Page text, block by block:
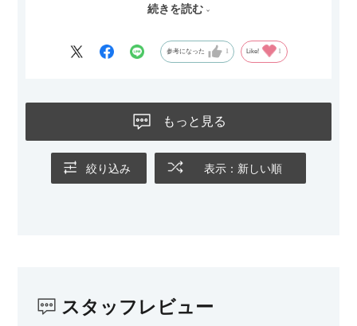
サイズは2.5人掛けですが、幅184cmとコンパクトなので圧迫感
グとのバランスもぴったりで、リビング全体がすっきり見えま
ないのもお気に入りのポイントです。さらに、わが家はソファ
の後ろ側を通ることも多い間取りなので、背面まできれいに仕
ても美しく、空間の印象を損ないません。
また、カウチのように足を伸ばしてくつろげるスタイルが理想
続きを読む
参考になった Like!
もっと見る
絞り込み 表示：新しい順
スタッフレビュー